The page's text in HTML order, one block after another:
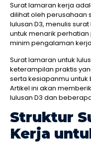
Surat lamaran kerja
dilihat oleh perusahaan
lulusan D3, menulis
untuk menarik
minim pengalaman
Surat lamaran untuk
keterampilan praktis
serta kesiapanmu untuk
Artikel ini akan
lulusan D3 dan
Struktur
Kerja